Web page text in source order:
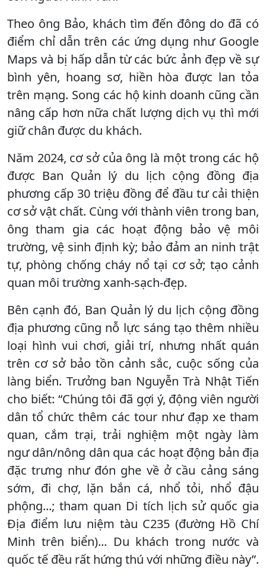
Theo ông Bảo, khách tìm đến đông do đã có
điểm chỉ dẫn trên các ứng dụng như Google
Maps và bị hấp dẫn từ các bức ảnh đẹp về sự
bình yên, hoang sơ, hiền hòa được lan tỏa
trên mạng. Song các hộ kinh doanh cũng cần
nâng cấp hơn nữa chất lượng dịch vụ thì mới
giữ chân được du khách.
Năm 2024, cơ sở của ông là một trong các hộ
được Ban Quản lý du lịch cộng đồng địa
phương cấp 30 triệu đồng để đầu tư cải thiện
cơ sở vật chất. Cùng với thành viên trong ban,
ông tham gia các hoạt động bảo vệ môi
trường, vệ sinh định kỳ; bảo đảm an ninh trật
tự, phòng chống cháy nổ tại cơ sở; tạo cảnh
quan môi trường xanh-sạch-đẹp.
Bên cạnh đó, Ban Quản lý du lịch cộng đồng
địa phương cũng nỗ lực sáng tạo thêm nhiều
loại hình vui chơi, giải trí, nhưng nhất quán
trên cơ sở bảo tồn cảnh sắc, cuộc sống của
làng biển. Trưởng ban Nguyễn Trà Nhật Tiến
cho biết: “Chúng tôi đã gợi ý, động viên người
dân tổ chức thêm các tour như đạp xe tham
quan, cắm trại, trải nghiệm một ngày làm
ngư dân/nông dân qua các hoạt động bản địa
đặc trưng như đón ghe về ở cầu cảng sáng
sớm, đi chợ, lặn bắn cá, nhổ tỏi, nhổ đậu
phộng...; tham quan Di tích lịch sử quốc gia
Địa điểm lưu niệm tàu C235 (đường Hồ Chí
Minh trên biển)... Du khách trong nước và
quốc tế đều rất hứng thú với những điều này”.